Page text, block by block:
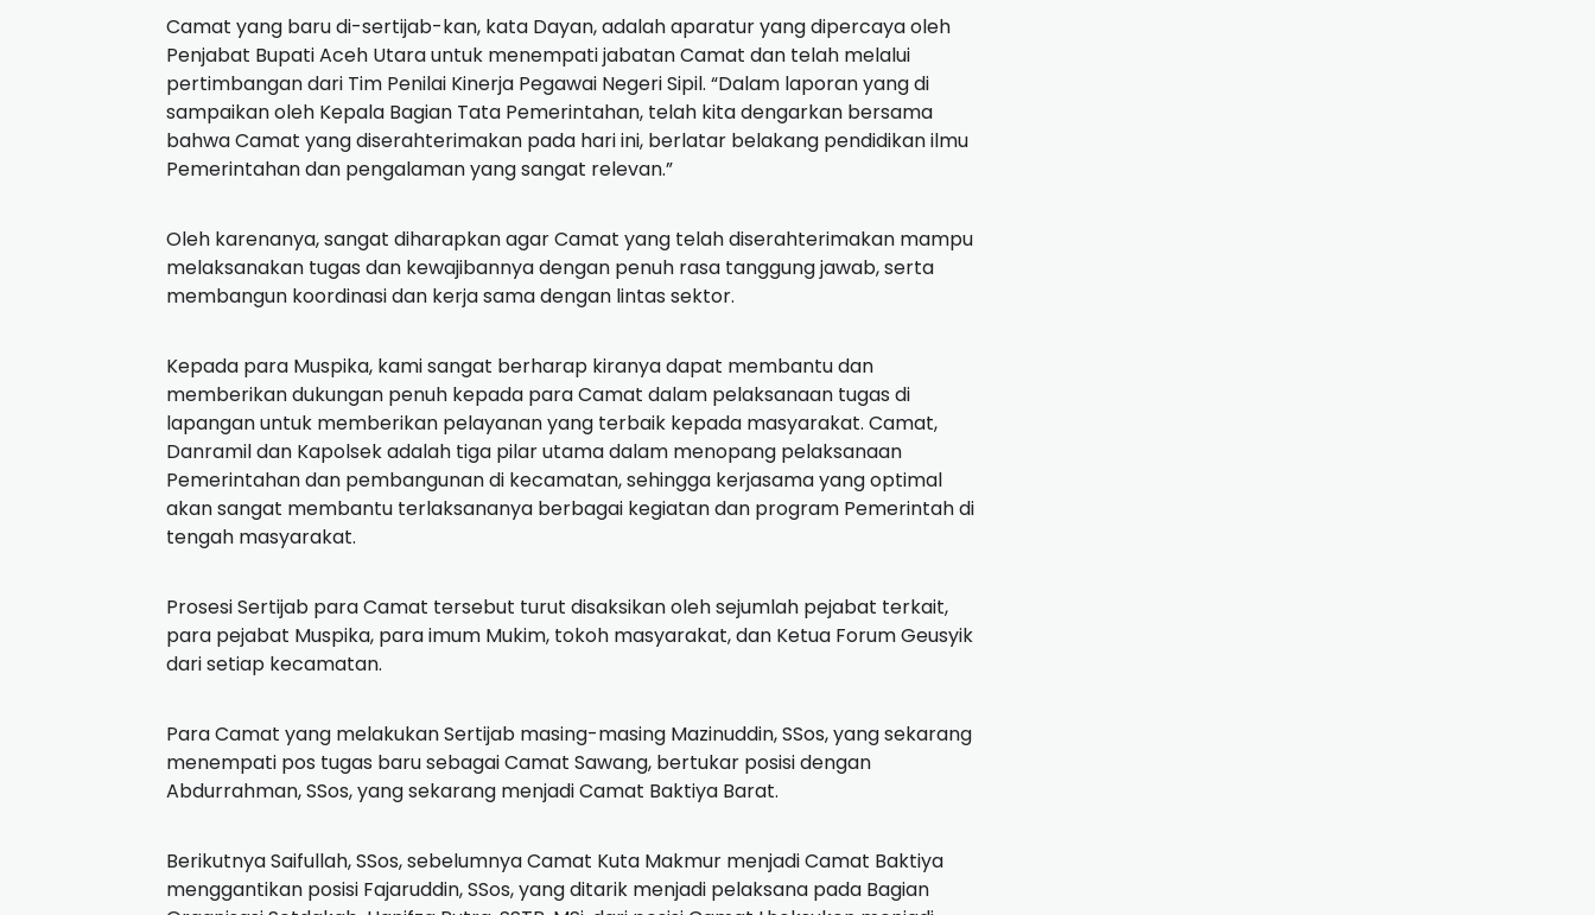
Camat yang baru di-sertijab-kan, kata Dayan, adalah aparatur yang dipercaya oleh
Penjabat Bupati Aceh Utara untuk menempati jabatan Camat dan telah melalui
pertimbangan dari Tim Penilai Kinerja Pegawai Negeri Sipil. “Dalam laporan yang di
sampaikan oleh Kepala Bagian Tata Pemerintahan, telah kita dengarkan bersama
bahwa Camat yang diserahterimakan pada hari ini, berlatar belakang pendidikan ilmu
Pemerintahan dan pengalaman yang sangat relevan.”
Oleh karenanya, sangat diharapkan agar Camat yang telah diserahterimakan mampu
melaksanakan tugas dan kewajibannya dengan penuh rasa tanggung jawab, serta
membangun koordinasi dan kerja sama dengan lintas sektor.
Kepada para Muspika, kami sangat berharap kiranya dapat membantu dan
memberikan dukungan penuh kepada para Camat dalam pelaksanaan tugas di
lapangan untuk memberikan pelayanan yang terbaik kepada masyarakat. Camat,
Danramil dan Kapolsek adalah tiga pilar utama dalam menopang pelaksanaan
Pemerintahan dan pembangunan di kecamatan, sehingga kerjasama yang optimal
akan sangat membantu terlaksananya berbagai kegiatan dan program Pemerintah di
tengah masyarakat.
Prosesi Sertijab para Camat tersebut turut disaksikan oleh sejumlah pejabat terkait,
para pejabat Muspika, para imum Mukim, tokoh masyarakat, dan Ketua Forum Geusyik
dari setiap kecamatan.
Para Camat yang melakukan Sertijab masing-masing Mazinuddin, SSos, yang sekarang
menempati pos tugas baru sebagai Camat Sawang, bertukar posisi dengan
Abdurrahman, SSos, yang sekarang menjadi Camat Baktiya Barat.
Berikutnya Saifullah, SSos, sebelumnya Camat Kuta Makmur menjadi Camat Baktiya
menggantikan posisi Fajaruddin, SSos, yang ditarik menjadi pelaksana pada Bagian